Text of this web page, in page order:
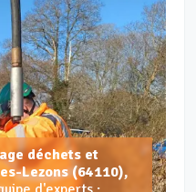
déchets et
Lezons (64110),